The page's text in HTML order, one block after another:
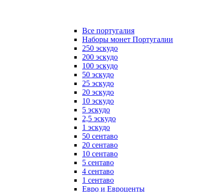
Все португалия
Наборы монет Португалии
250 эскудо
200 эскудо
100 эскудо
50 эскудо
25 эскудо
20 эскудо
10 эскудо
5 эскудо
2,5 эскудо
1 эскудо
50 сентаво
20 сентаво
10 сентаво
5 сентаво
4 сентаво
1 сентаво
Евро и Евроценты